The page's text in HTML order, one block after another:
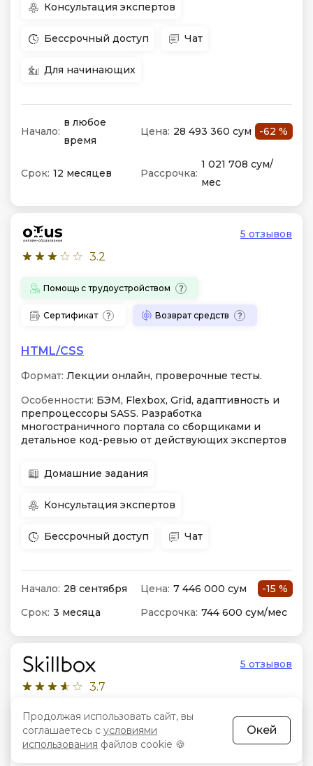
Консультация экспертов
Бессрочный доступ Чат
Для начинающих
Начало:
в любое
время
Цена: 28 493 360 сум -62 %
Срок: 12 месяцев Рассрочка:
1 021 708 сум/
мес
3.2
5 отзывов
Помощь с трудоустройством
Сертификат Возврат средств
HTML/CSS
Формат: Лекции онлайн, проверочные тесты.
Особенности: БЭМ, Flexbox, Grid, адаптивность и
препроцессоры SASS. Разработка
многостраничного портала со сборщиками и
детальное код-ревью от действующих экспертов
Домашние задания
Консультация экспертов
Бессрочный доступ Чат
Начало: 28 сентября Цена: 7 446 000 сум
-15 %
Срок: 3 месяца Рассрочка: 744 600 сум/мес
3.7
5 отзывов
Помощь с трудоустройством
Возврат средств
Продолжая использовать сайт, вы
соглашаетесь с условиями
использования файлов cookie 🍪
Окей